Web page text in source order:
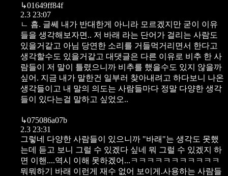
↳01649ff84f
2.3 23:07
ㄴ 흠. 글쎄 내가 반대한게 아니라 모르겠지만 굳이 이유
들을 생각해보자면.. 저 바래 라는 단어가 걸리는 사람도
있을거같고 아님 당연한 소리를 거들먹거리면서 한다고
생각할수도 있을거같고 대댓글은 다른 이유로 비추 한 사
람들이 저 말이 틀렸으니까 비추를 했을수도 있지 않을까
싶어. 지금 내가 말한건 일부러 찾아내려고 하다보니 나온
생각들이고 내 말의 의도는 사람들마다 정말 다양한 생각
들이 있다는걸 말하고 싶었오..
↳075086a07b
2.3 23:31
그렇네 다양한 사람들이 있으니까 "바래"는 생각도 못했
는데 듣고 보니 그럴 수 있겠다 싶네 뭐 그럴 수 있겠지 하
면 이핸....역시 이해 못하겠어...ㅋㅋㅋㅋㅋㅋㅋㅋㅋㅋㅋ
뭐뭐하기 바래 이런게 재수 없어 보이게.사용하는 사람들